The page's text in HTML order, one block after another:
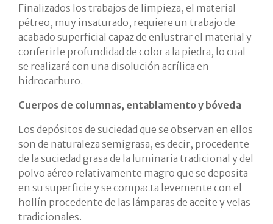
Finalizados los trabajos de limpieza, el material
pétreo, muy insaturado, requiere un trabajo de
acabado superficial capaz de enlustrar el material y
conferirle profundidad de color a la piedra, lo cual
se realizará con una disolución acrílica en
hidrocarburo.
Cuerpos de columnas, entablamento y bóveda
Los depósitos de suciedad que se observan en ellos
son de naturaleza semigrasa, es decir, procedente
de la suciedad grasa de la luminaria tradicional y del
polvo aéreo relativamente magro que se deposita
en su superficie y se compacta levemente con el
hollín procedente de las lámparas de aceite y velas
tradicionales.